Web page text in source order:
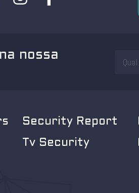
nossa
Security Report
Tv Security